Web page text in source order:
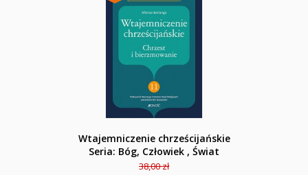
Wtajemniczenie chrześcijańskie
Seria: Bóg, Człowiek , Świat
38,00 zł